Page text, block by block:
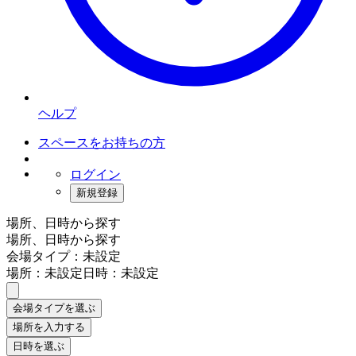
ヘルプ
スペースをお持ちの方
ログイン
新規登録
場所、日時から探す
場所、日時から探す
会場タイプ：未設定
場所：未設定日時：未設定
会場タイプを選ぶ
場所を入力する
日時を選ぶ